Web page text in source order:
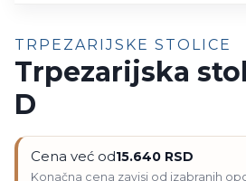
TRPEZARIJSKE STOLICE
Trpezarijska
D
Cena već od15.640 RSD